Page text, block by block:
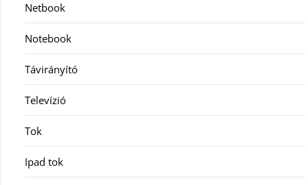
Netbook
Notebook
Távirányító
Televízió
Tok
Ipad tok